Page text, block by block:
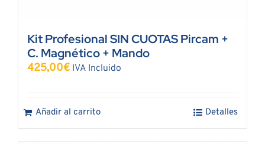
Kit Profesional SIN CUOTAS Pircam +
C. Magnético + Mando
425,00€ IVA Incluido
Añadir al carrito Detalles